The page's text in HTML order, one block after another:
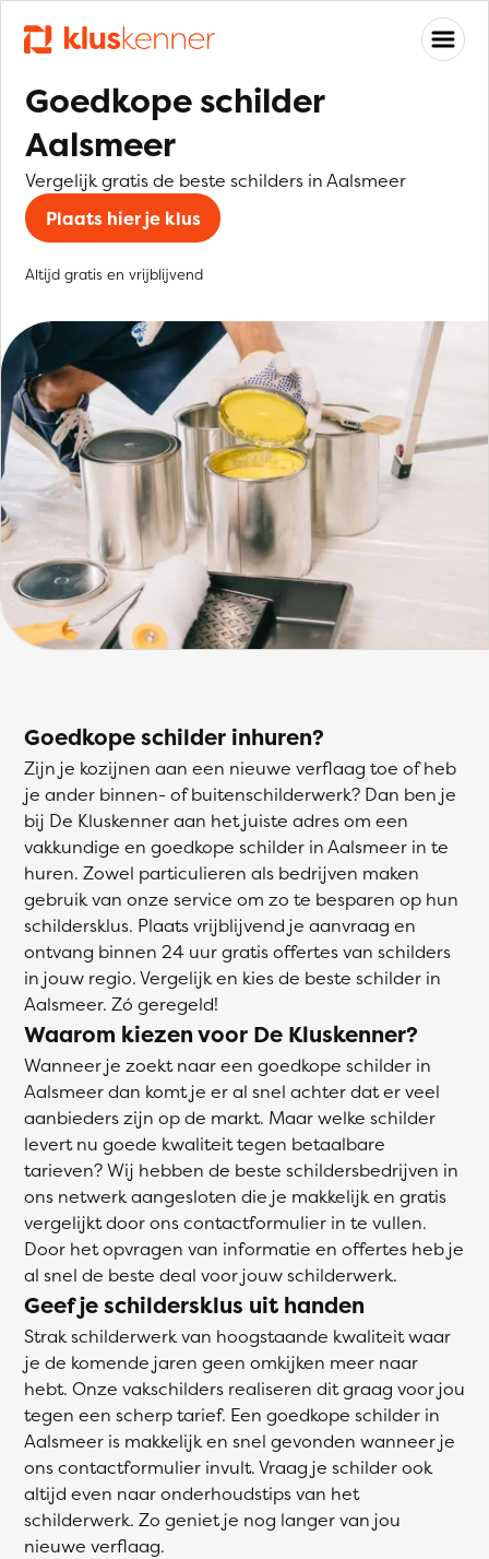
Goedkope schilder
Aalsmeer
Vergelijk gratis de beste schilders in Aalsmeer
Plaats hier je klus
Altijd gratis en vrijblijvend
Goedkope schilder inhuren?
Zijn je kozijnen aan een nieuwe verflaag toe of heb
je ander binnen- of buitenschilderwerk? Dan ben je
bij De Kluskenner aan het juiste adres om een
vakkundige en goedkope schilder in Aalsmeer in te
huren. Zowel particulieren als bedrijven maken
gebruik van onze service om zo te besparen op hun
schildersklus. Plaats vrijblijvend je aanvraag en
ontvang binnen 24 uur gratis offertes van schilders
in jouw regio. Vergelijk en kies de beste schilder in
Aalsmeer. Zó geregeld!
Waarom kiezen voor De Kluskenner?
Wanneer je zoekt naar een goedkope schilder in
Aalsmeer dan komt je er al snel achter dat er veel
aanbieders zijn op de markt. Maar welke schilder
levert nu goede kwaliteit tegen betaalbare
tarieven? Wij hebben de beste schildersbedrijven in
ons netwerk aangesloten die je makkelijk en gratis
vergelijkt door ons contactformulier in te vullen.
Door het opvragen van informatie en offertes heb je
al snel de beste deal voor jouw schilderwerk.
Geef je schildersklus uit handen
Strak schilderwerk van hoogstaande kwaliteit waar
je de komende jaren geen omkijken meer naar
hebt. Onze vakschilders realiseren dit graag voor jou
tegen een scherp tarief. Een goedkope schilder in
Aalsmeer is makkelijk en snel gevonden wanneer je
ons contactformulier invult. Vraag je schilder ook
altijd even naar onderhoudstips van het
schilderwerk. Zo geniet je nog langer van jou
nieuwe verflaag.